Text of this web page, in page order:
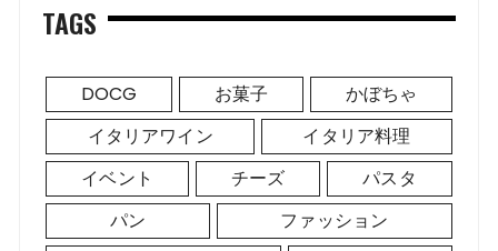
TAGS
DOCG お菓子
かぼちゃ
イタリアワイン
イタリア料理
イベント
チーズ
パスタ
パン
ファッション